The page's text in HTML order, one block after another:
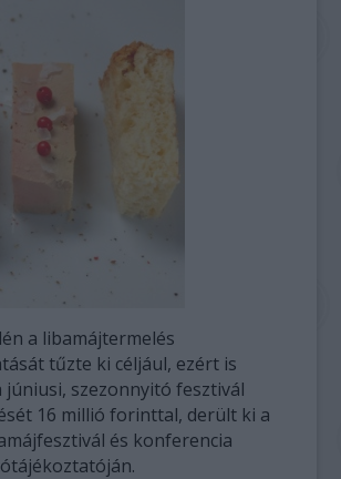
a libamájtermelés
tűzte ki céljául, ezért is
júniusi, szezonnyitó fesztivál
16 millió forinttal, derült ki a
és konferencia